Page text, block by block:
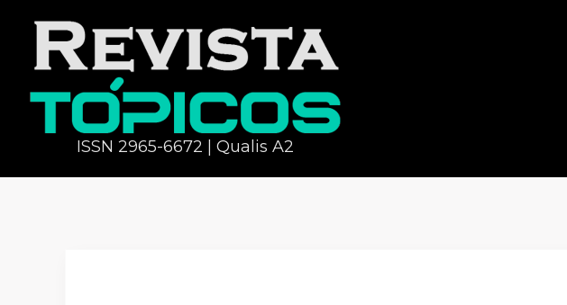
ISSN 2965-6672 | Qualis A2